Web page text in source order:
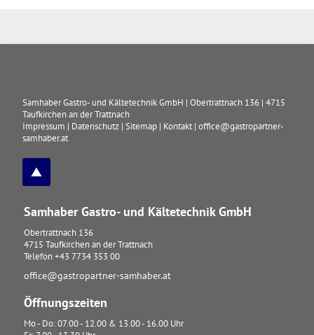
Samhaber Gastro- und Kältetechnik GmbH |Obertrattnach 136 |4715
Taufkirchen an der Trattnach
Impressum | Datenschutz |Sitemap | Kontakt |office@gastropartner-
samhaber.at
Samhaber Gastro- und Kältetechnik GmbH
Obertrattnach 136
4715 Taufkirchen an der Trattnach
Telefon +43 7734 353 00
office@gastropartner-samhaber.at
Öffnungszeiten
Mo - Do: 07.00 - 12.00 & 13.00 - 16.00 Uhr